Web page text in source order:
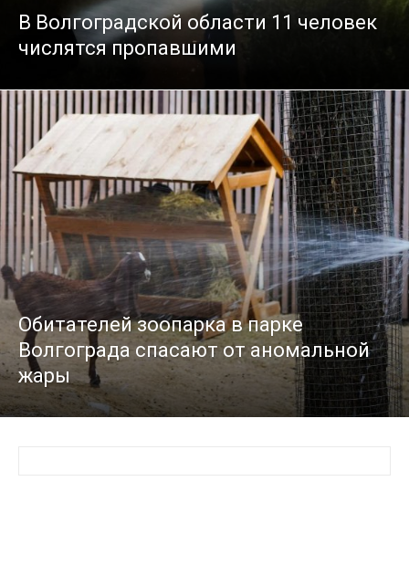
В Волгоградской области 11 человек
числятся пропавшими
Обитателей зоопарка в парке
Волгограда спасают от аномальной
жары